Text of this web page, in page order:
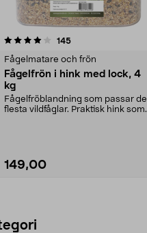
145recensioner
Fågelmatare och frön
Fågelfrön i hink med lock, 4
kg
Fågelfröblandning som passar de
flesta vildfåglar. Praktisk hink som
149,00